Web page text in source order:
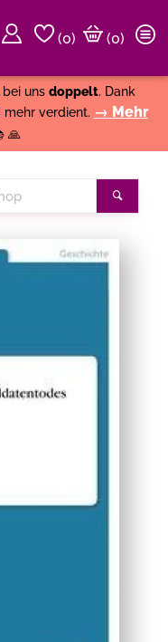
(0)
(0)
bei uns doppelt. Dank
mehr verdient. → Mehr
🙏